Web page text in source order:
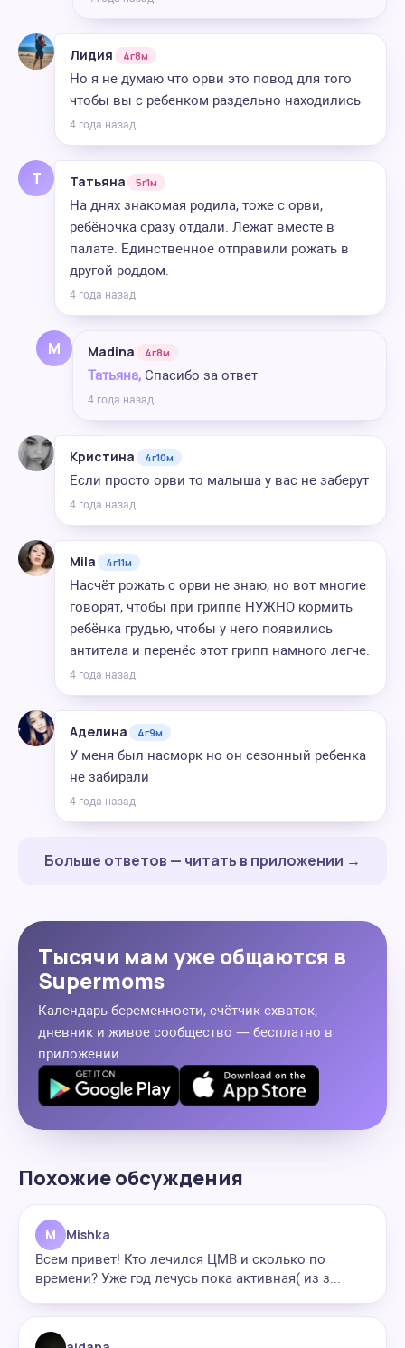
Лидия 4г8м
Но я не думаю что орви это повод для того
чтобы вы с ребенком раздельно находились
4 года назад
Т Татьяна 5г1м
На днях знакомая родила, тоже с орви,
ребёночка сразу отдали. Лежат вместе в
палате. Единственное отправили рожать в
другой роддом.
4 года назад
M Madina 4г8м
Татьяна, Спасибо за ответ
4 года назад
Кристина 4г10м
Если просто орви то малыша у вас не заберут
4 года назад
Mila 4г11м
Насчёт рожать с орви не знаю, но вот многие
говорят, чтобы при гриппе НУЖНО кормить
ребёнка грудью, чтобы у него появились
антитела и перенёс этот грипп намного легче.
4 года назад
Аделина 4г9м
У меня был насморк но он сезонный ребенка
не забирали
4 года назад
Больше ответов — читать в приложении →
Тысячи мам уже общаются в
Supermoms
Календарь беременности, счётчик схваток,
дневник и живое сообщество — бесплатно в
приложении.
Похожие обсуждения
M Mishka
Всем привет! Кто лечился ЦМВ и сколько по
времени? Уже год лечусь пока активная( из з...